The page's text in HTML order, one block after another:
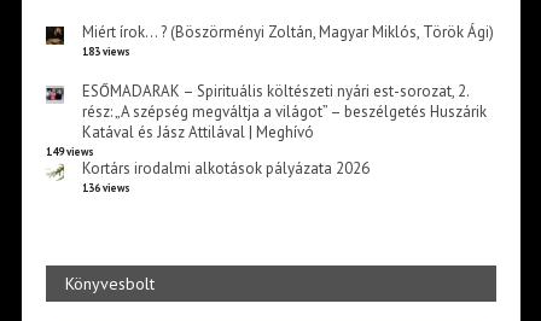
Miért írok… ? (Böszörményi Zoltán, Magyar Miklós, Török Ági)
183 views
ESŐMADARAK – Spirituális költészeti nyári est-sorozat, 2.
rész: „A szépség megváltja a világot” – beszélgetés Huszárik
Katával és Jász Attilával | Meghívó
149 views
Kortárs irodalmi alkotások pályázata 2026
136 views
Könyvesbolt